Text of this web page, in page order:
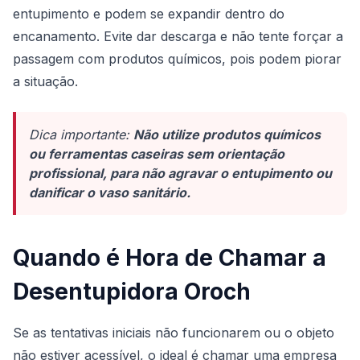
entupimento e podem se expandir dentro do
encanamento. Evite dar descarga e não tente forçar a
passagem com produtos químicos, pois podem piorar
a situação.
Dica importante: Não utilize produtos químicos
ou ferramentas caseiras sem orientação
profissional, para não agravar o entupimento ou
danificar o vaso sanitário.
Quando é Hora de Chamar a
Desentupidora Oroch
Se as tentativas iniciais não funcionarem ou o objeto
não estiver acessível, o ideal é chamar uma empresa